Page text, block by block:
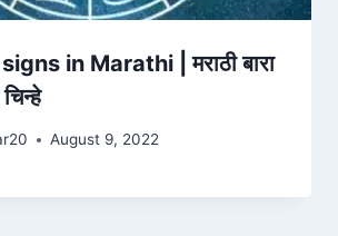
in Marathi | मराठी बारा
August 9, 2022